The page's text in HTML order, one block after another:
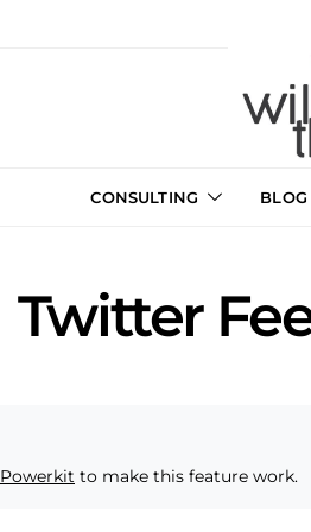
CONSULTING BLOG
Twitter
Powerkit to make this feature work.